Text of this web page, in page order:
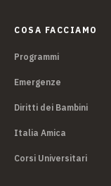
COSA FACCIAMO
Programmi
Emergenze
Diritti dei Bambini
Italia Amica
Corsi Universitari